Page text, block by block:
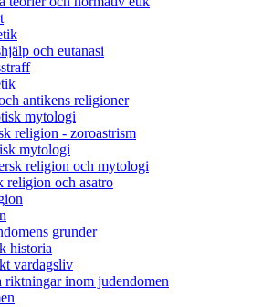
och eutanasi
antikens religioner
mytologi
religion - zoroastrism
mytologi
religion och mytologi
religion och asatro
grunder
historia
vardagsliv
riktningar inom judendomen